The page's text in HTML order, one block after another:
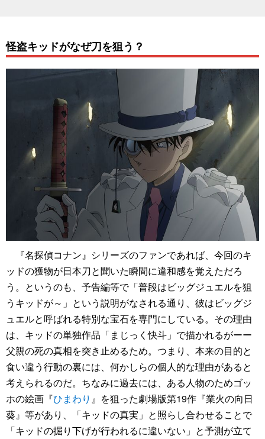
怪盗キッドがなぜ刀を狙う？
『名探偵コナン』シリーズのファンであれば、今回のキ
ッドの獲物が日本刀と聞いた瞬間に違和感を覚えただろ
う。というのも、予告編等で「普段はビッグジュエルを狙
うキッドが～」という説明がなされる通り、彼はビッグジ
ュエルと呼ばれる特別な宝石を専門にしている。その理由
は、キッドの単独作品「まじっく快斗」で描かれるがーー
父親の死の真相を突き止めるため。つまり、本来の目的と
食い違う行動の裏には、何かしらの個人的な理由があると
考えられるのだ。ちなみに過去には、ある人物のためゴッ
ホの絵画『ひまわり 』を狙った劇場版第19作『業火の向日
葵』等があり、「キッドの真実」と照らし合わせることで
「キッドの掘り下げが行われるに違いない」と予測が立て